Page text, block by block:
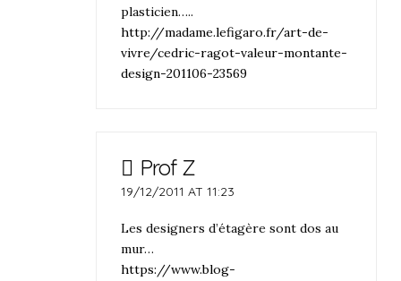
plasticien…..
http://madame.lefigaro.fr/art-de-
vivre/cedric-ragot-valeur-montante-
design-201106-23569
Prof Z
19/12/2011 AT 11:23
Les designers d’étagère sont dos au
mur…
https://www.blog-